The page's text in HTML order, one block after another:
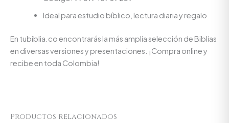
Ideal para estudio bíblico, lectura diaria y regalo
En tubiblia.co encontrarás la más amplia selección de Biblias
en diversas versiones y presentaciones. ¡Compra online y
recibe en toda Colombia!
Productos relacionados